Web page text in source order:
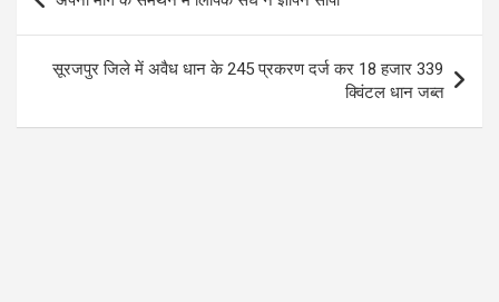
o
o
k
A
p
p
a
m
navigation
सूरजपुर जिले में अवैध धान के 245 प्रकरण दर्ज कर 18 हजार 339
क्विंटल धान जब्त